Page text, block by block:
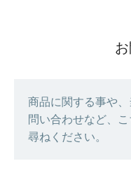
商品に関する事や
問い合わせなど、
尋ねください。